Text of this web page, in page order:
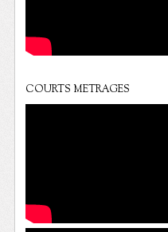
COURTS METRAGES